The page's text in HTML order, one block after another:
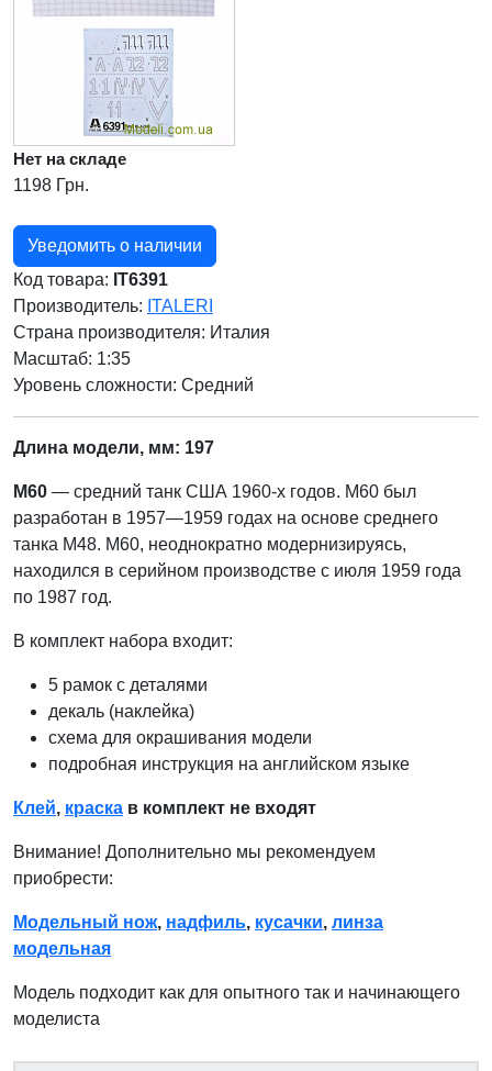
Нет на складе
1198 Грн.
Уведомить о наличии
Код товара: IT6391
Производитель: ITALERI
Страна производителя: Италия
Масштаб: 1:35
Уровень сложности: Cредний
Длина модели, мм: 197
М60 — средний танк США 1960-х годов. M60 был
разработан в 1957—1959 годах на основе среднего
танка М48. M60, неоднократно модернизируясь,
находился в серийном производстве с июля 1959 года
по 1987 год.
В комплект набора входит:
5 рамок с деталями
декаль (наклейка)
схема для окрашивания модели
подробная инструкция на английском языке
Клей, краска в комплект не входят
Внимание! Дополнительно мы рекомендуем
приобрести:
Модельный нож, надфиль, кусачки, линза
модельная
Модель подходит как для опытного так и начинающего
моделиста